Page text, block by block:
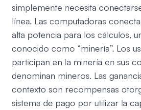
simplemente necesita
línea. Las computadoras
alta potencia para los cálculos,
conocido como “minería”. Los
participan en la minería en sus
denominan mineros. Las
contexto son recompensas
sistema de pago por utilizar la